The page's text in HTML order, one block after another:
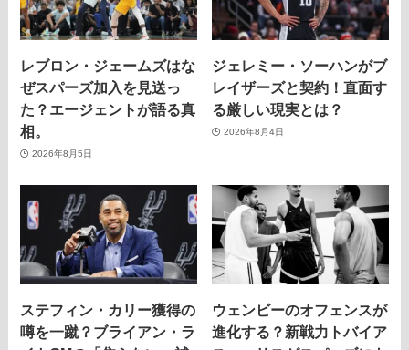
レブロン・ジェームズはな
ぜスパーズ加入を見送っ
た？エージェントが語る真
相。
2026年8月5日
ジェレミー・ソーハンがブ
レイザーズと契約！直面す
る厳しい現実とは？
2026年8月4日
ステフィン・カリー獲得の
噂を一蹴？ブライアン・ラ
ウェンビーのオフェンスが
進化する？新戦力トバイア